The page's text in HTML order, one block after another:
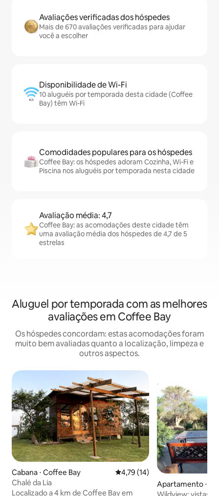
Avaliações verificadas dos hóspedes
Mais de 670 avaliações verificadas para ajudar
você a escolher
Disponibilidade de Wi-Fi
10 aluguéis por temporada desta cidade (Coffee
Bay) têm Wi-Fi
Comodidades populares para os hóspedes
Coffee Bay: os hóspedes adoram Cozinha, Wi-Fi e
Piscina nos aluguéis por temporada nesta cidade
Avaliação média: 4,7
Coffee Bay: as acomodações deste cidade têm
uma avaliação média dos hóspedes de 4,7 de 5
estrelas
Aluguel por temporada com as melhores
avaliações em Coffee Bay
Os hóspedes concordam: estas acomodações foram
muito bem avaliadas quanto a localização, limpeza e
outros aspectos.
Cabana ⋅ Coffee Bay 4,79 de uma avaliação média
4,79 (14)
Chalé da Lia
Localizado a 4 km de Coffee Bay em
Apartamento ⋅